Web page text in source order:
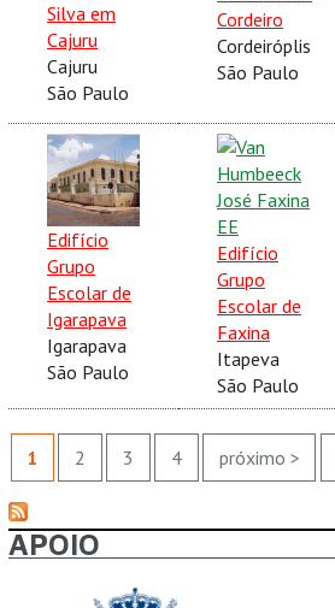
Silva em
Cajuru
Cajuru
São Paulo
Cordeiro
Cordeiróplis
São Paulo
Edifício
Grupo
Escolar de
Igarapava
Igarapava
São Paulo
Edifício
Grupo
Escolar de
Faxina
Itapeva
São Paulo
PÁGINAS
1 2 3 4 próximo >
APOIO